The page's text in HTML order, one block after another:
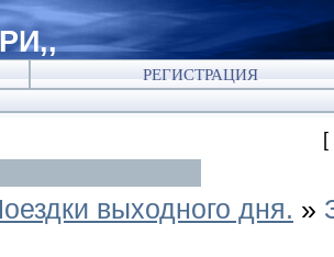
РЕГИСТРАЦИЯ
[
выходного дня. »